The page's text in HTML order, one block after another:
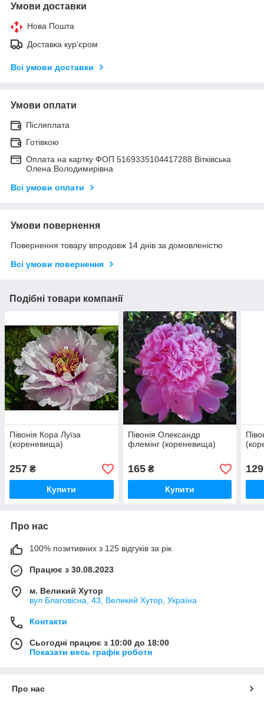
Умови доставки
Нова Пошта
Доставка кур'єром
Всі умови доставки
Умови оплати
Післяплата
Готівкою
Оплата на картку ФОП 5169335104417288 Вітківська
Олена Володимирівна
Всі умови оплати
Умови повернення
Повернення товару впродовж 14 днів за домовленістю
Всі умови повернення
Подібні товари компанії
Півонія Кора Луїза
(кореневища)
257 ₴
Купити
Півонія Олександр
флемінг (кореневища)
165₴
Купити
129
Про нас
100% позитивних з 125 відгуків за рік
Працює з 30.08.2023
м. Великий Хутор
вул Благовісна, 43, Великий Хутор, Україна
Контакти
Сьогодні працює з 10:00 до 18:00
Показати весь графік роботи
Про нас